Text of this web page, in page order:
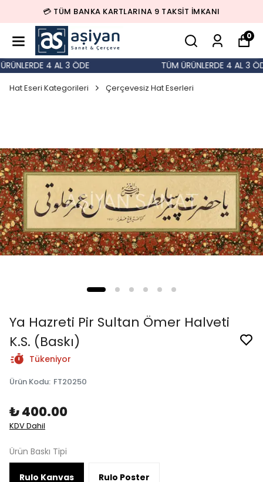
💳 TÜM BANKA KARTLARINA 9 TAKSİT İMKANI
0
4 AL 3 ÖDE TÜM ÜRÜNLERDE 4 AL 3
Hat Eseri Kategorileri Çerçevesiz Hat Eserleri
Ya Hazreti Pir Sultan Ömer Halveti
K.S. (Baskı)
Tükeniyor
Ürün Kodu: FT20250
₺ 400.00
KDV Dahil
Ürün Baskı Tipi
Rulo Kanvas Rulo Poster